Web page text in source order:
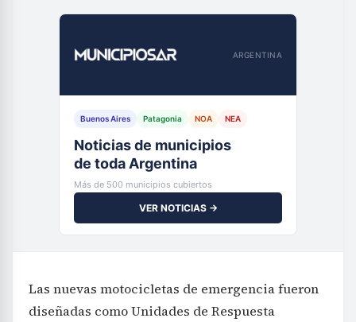
ARGENTINA
Buenos Aires Patagonia NOA NEA
Noticias de municipios
de toda Argentina
Más de 500 municipios cubiertos
VER NOTICIAS →
Las nuevas motocicletas de emergencia fueron
diseñadas como Unidades de Respuesta